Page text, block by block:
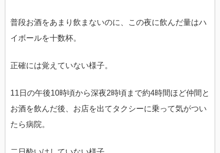
普段お酒をあまり飲まないのに、この夜に飲んだ量はハ
イボールを十数杯。
正確には覚えていない様子。
11日の午後10時頃から深夜2時頃まで約4時間ほど仲間と
お酒を飲んだ後、お店を出てタクシーに乗って気がつい
たら病院。